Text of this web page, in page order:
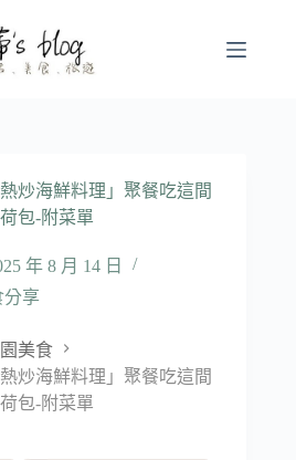
炒海鮮料理」聚餐吃這間
包-附菜單
年 8 月 14 日
分享
美食
炒海鮮料理」聚餐吃這間
包-附菜單